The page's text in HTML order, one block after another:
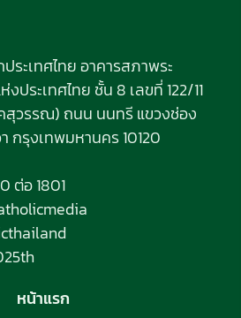
ะเทศไทย อาคารสภาพระ
ประเทศไทย ชั้น 8 เลขที่ 122/11
สุวรรณ) ถนน นนทรี แขวงช่อง
กรุงเทพมหานคร 10120
ต่อ 1801
หน้าแรก